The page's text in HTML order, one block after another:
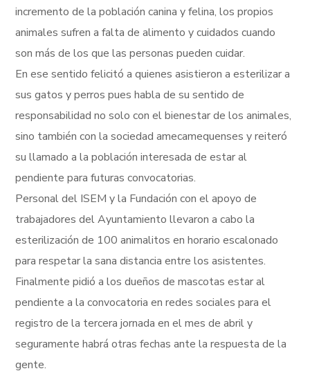
incremento de la población canina y felina, los propios
animales sufren a falta de alimento y cuidados cuando
son más de los que las personas pueden cuidar.
En ese sentido felicitó a quienes asistieron a esterilizar a
sus gatos y perros pues habla de su sentido de
responsabilidad no solo con el bienestar de los animales,
sino también con la sociedad amecamequenses y reiteró
su llamado a la población interesada de estar al
pendiente para futuras convocatorias.
Personal del ISEM y la Fundación con el apoyo de
trabajadores del Ayuntamiento llevaron a cabo la
esterilización de 100 animalitos en horario escalonado
para respetar la sana distancia entre los asistentes.
Finalmente pidió a los dueños de mascotas estar al
pendiente a la convocatoria en redes sociales para el
registro de la tercera jornada en el mes de abril y
seguramente habrá otras fechas ante la respuesta de la
gente.